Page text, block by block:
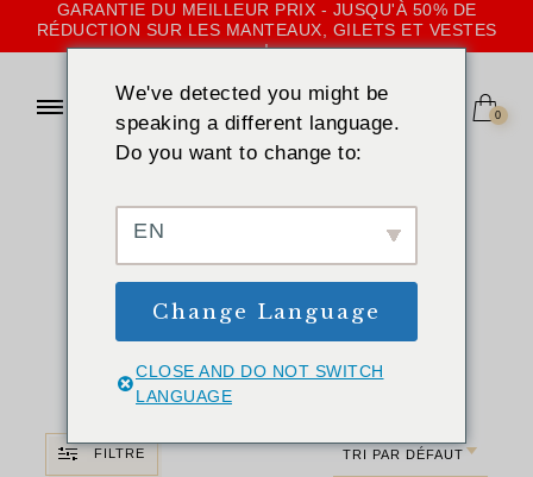
GARANTIE DU MEILLEUR PRIX - JUSQU'À 50% DE
RÉDUCTION SUR LES MANTEAUX, GILETS ET VESTES
!
0
Manteaux, gilets
et vestes en
fourrure kaki
pour femmes
FILTRE TRI PAR DÉFAUT
We've detected you might be
speaking a different language.
Do you want to change to:
EN
Change Language
CLOSE AND DO NOT SWITCH
LANGUAGE